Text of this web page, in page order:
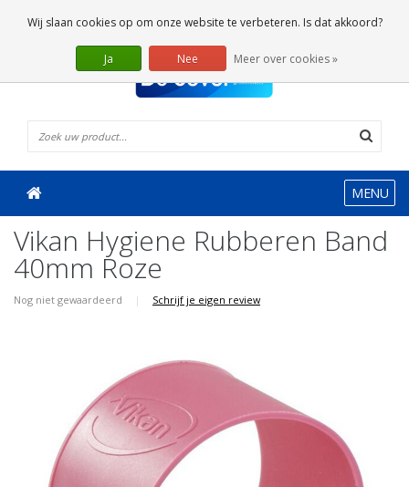
0 Artikelen
MENU
Vikan Hygiene Rubberen Band
40mm Roze
Nog niet gewaardeerd | Schrijf je eigen review
Wij slaan cookies op om onze website te verbeteren. Is dat akkoord?
Ja Nee Meer over cookies »